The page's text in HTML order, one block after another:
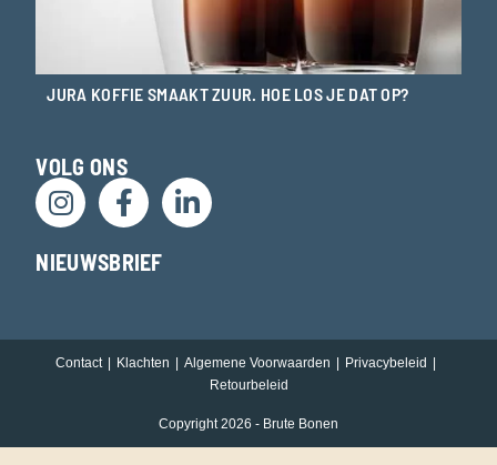
JURA KOFFIE SMAAKT ZUUR. HOE LOS JE DAT OP?
VOLG ONS
NIEUWSBRIEF
Contact Klachten Algemene Voorwaarden
Privacybeleid
Retourbeleid
Copyright 2026 - Brute Bonen